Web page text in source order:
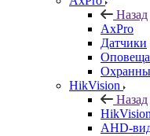
Назад
AxPro
Датчики
HikVision
Назад
HikVision
AHD-